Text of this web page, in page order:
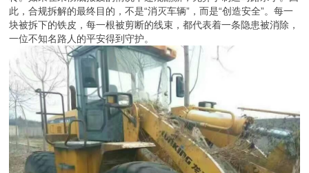
一位不知名路人的平安得到守护。